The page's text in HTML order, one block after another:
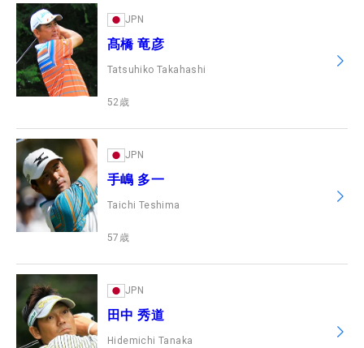
JPN
髙橋 竜彦
Tatsuhiko Takahashi
52歳
JPN
手嶋 多一
Taichi Teshima
57 歳
JPN
田中 秀道
Hidemichi Tanaka